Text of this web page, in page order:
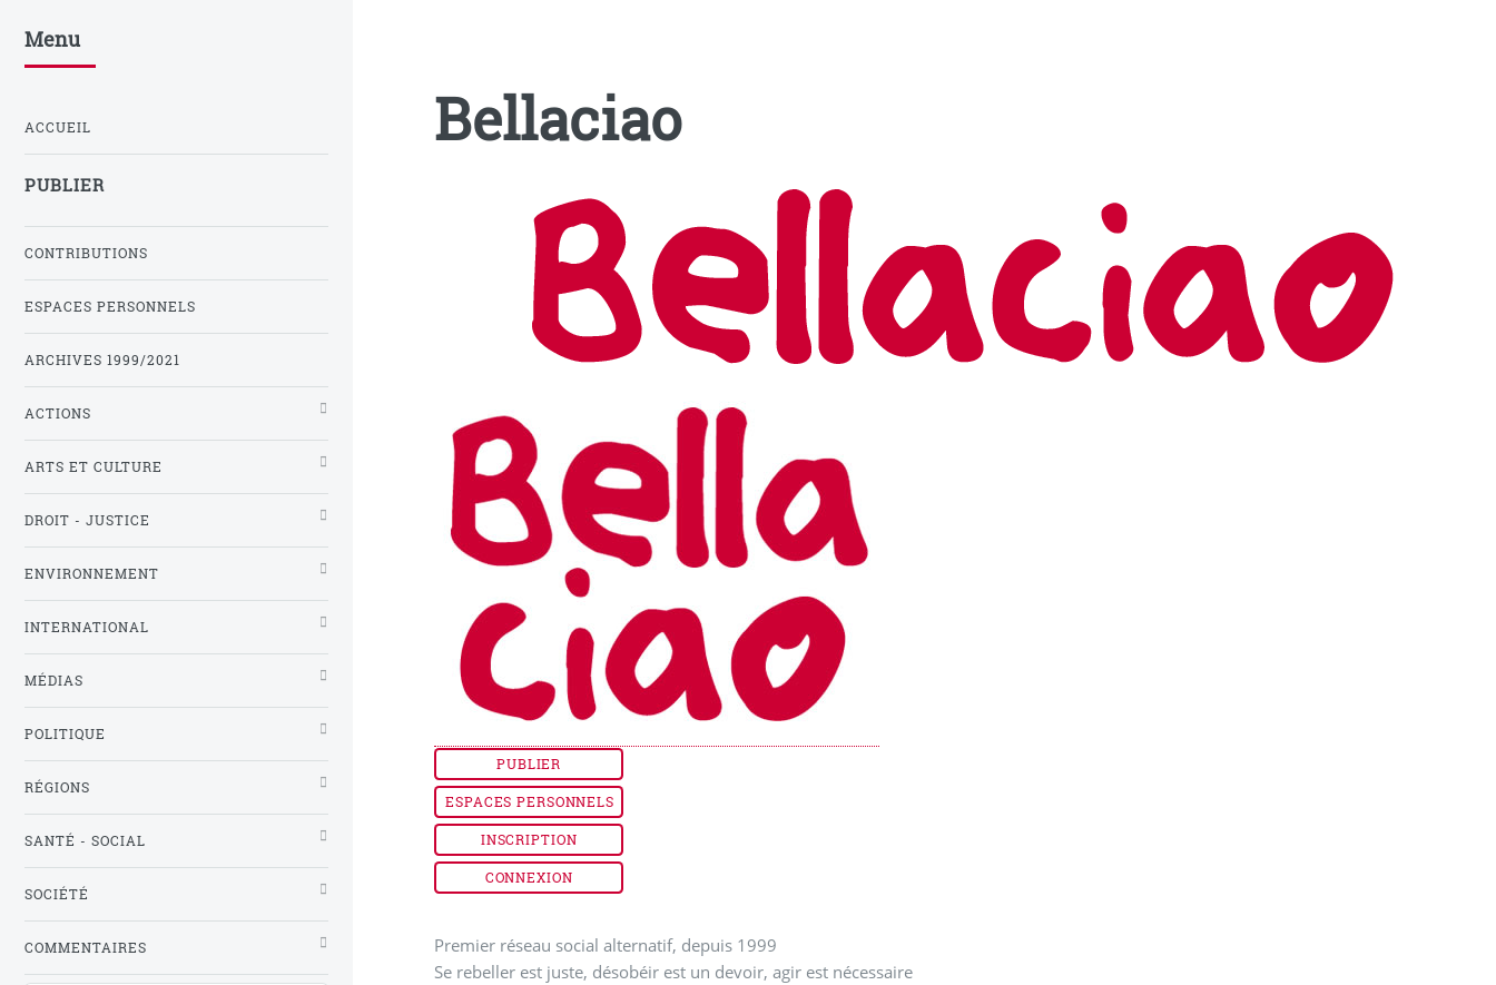
Bellaciao
PUBLIER
ESPACES PERSONNELS
INSCRIPTION
CONNEXION
Premier réseau social alternatif, depuis 1999
Se rebeller est juste, désobéir est un devoir, agir est nécessaire
Menu
ACCUEIL
PUBLIER
CONTRIBUTIONS
ESPACES PERSONNELS
ARCHIVES 1999/2021
ACTIONS
ARTS ET CULTURE
DROIT - JUSTICE
ENVIRONNEMENT
INTERNATIONAL
MÉDIAS
POLITIQUE
RÉGIONS
SANTÉ - SOCIAL
SOCIÉTÉ
COMMENTAIRES